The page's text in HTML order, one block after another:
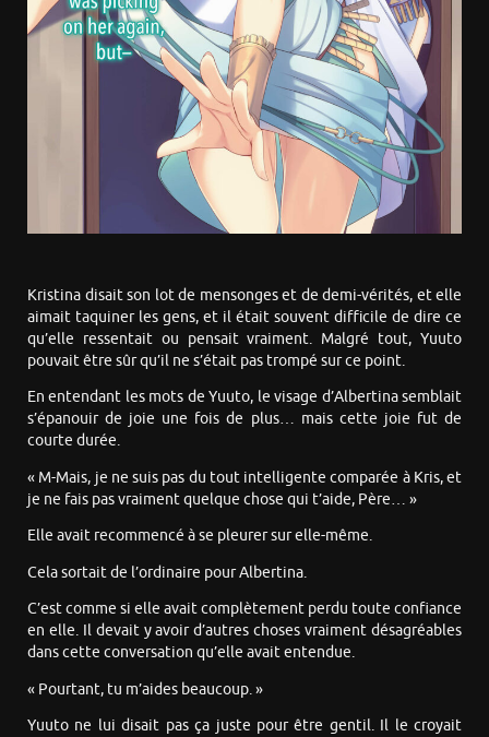
Kristina disait son lot de mensonges et de demi-vérités, et elle
aimait taquiner les gens, et il était souvent difficile de dire ce
qu’elle ressentait ou pensait vraiment. Malgré tout, Yuuto
pouvait être sûr qu’il ne s’était pas trompé sur ce point.
En entendant les mots de Yuuto, le visage d’Albertina semblait
s’épanouir de joie une fois de plus… mais cette joie fut de
courte durée.
« M-Mais, je ne suis pas du tout intelligente comparée à Kris, et
je ne fais pas vraiment quelque chose qui t’aide, Père… »
Elle avait recommencé à se pleurer sur elle-même.
Cela sortait de l’ordinaire pour Albertina.
C’est comme si elle avait complètement perdu toute confiance
en elle. Il devait y avoir d’autres choses vraiment désagréables
dans cette conversation qu’elle avait entendue.
« Pourtant, tu m’aides beaucoup. »
Yuuto ne lui disait pas ça juste pour être gentil. Il le croyait